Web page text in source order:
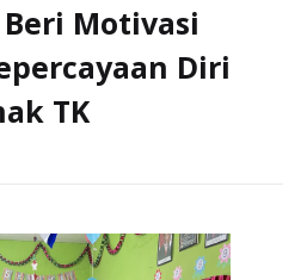
Motivasi
Diri
TK